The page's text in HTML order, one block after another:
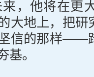
，他将在更
大地上，把研
信的那样——
基。